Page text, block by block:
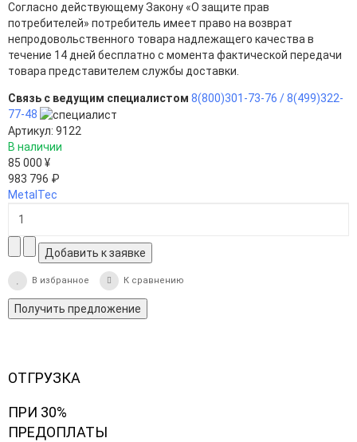
Согласно действующему Закону «О защите прав
потребителей» потребитель имеет право на возврат
непродовольственного товара надлежащего качества в
течение 14 дней бесплатно с момента фактической передачи
товара представителем службы доставки.
Связь с ведущим специалистом 8(800)301-73-76 /8(499)322-
77-48
Артикул: 9122
В наличии
85 000 ¥
983 796 ₽
MetalTec
В избранное К сравнению
Получить предложение
ОТГРУЗКА
ПРИ 30%
ПРЕДОПЛАТЫ